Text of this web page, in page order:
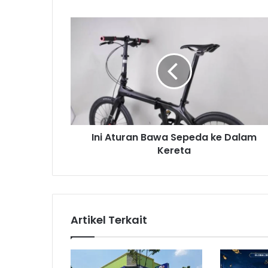
a
n
a
e
d
a
Ini Aturan Bawa Sepeda ke Dalam
Kereta
Artikel Terkait